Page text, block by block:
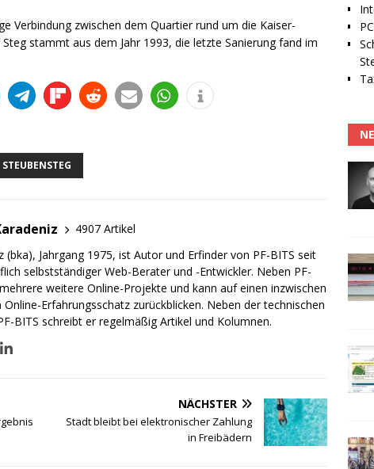
Verbindung zwischen dem Quartier rund um die Kaiser-
stammt aus dem Jahr 1993, die letzte Sanierung fand im
STEUBENSTEG
4907 Artikel
(bka), Jahrgang 1975, ist Autor und Erfinder von PF-BITS seit
selbstständiger Web-Berater und -Entwickler. Neben PF-
weitere Online-Projekte und kann auf einen inzwischen
Erfahrungsschatz zurückblicken. Neben der technischen
BITS schreibt er regelmäßig Artikel und Kolumnen.
NÄCHSTER
Stadt bleibt bei elektronischer Zahlung
in Freibädern